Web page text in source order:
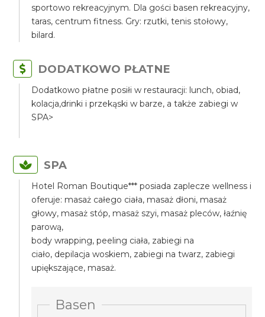
sportowo rekreacyjnym. Dla gości basen rekreacyjny,
taras, centrum fitness. Gry: rzutki, tenis stołowy,
bilard.
DODATKOWO PŁATNE
Dodatkowo płatne posiłi w restauracji: lunch, obiad,
kolacja,drinki i przekąski w barze, a także zabiegi w
SPA>
SPA
Hotel Roman Boutique*** posiada zaplecze wellness i
oferuje: masaż całego ciała, masaż dłoni, masaż
głowy, masaż stóp, masaż szyi, masaż pleców, łaźnię
parową,
body wrapping, peeling ciała, zabiegi na
ciało, depilacja woskiem, zabiegi na twarz, zabiegi
upiększające, masaż.
Basen